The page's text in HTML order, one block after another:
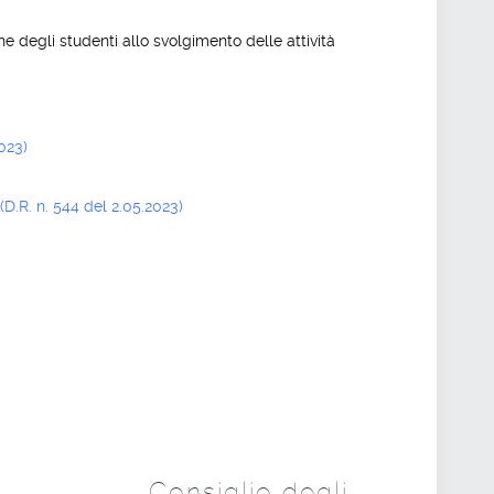
degli studenti allo svolgimento delle attività
n. 544 del 2.05.2023)